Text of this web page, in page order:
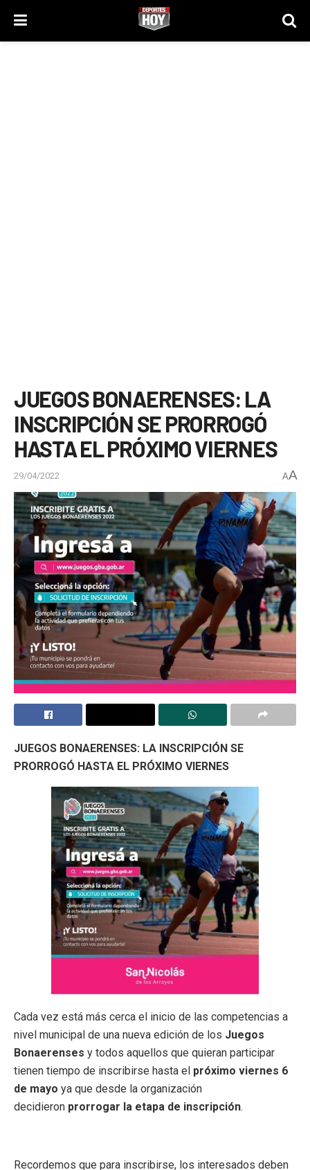
JUEGOS BONAERENSES: LA
INSCRIPCIÓN SE PRORROGÓ
HASTA EL PRÓXIMO VIERNES
29/04/2022 AA
JUEGOS BONAERENSES: LA INSCRIPCIÓN SE
PRORROGÓ HASTA EL PRÓXIMO VIERNES
Cada vez está más cerca el inicio de las competencias a
nivel municipal de una nueva edición de los Juegos
Bonaerenses y todos aquellos que quieran participar
tienen tiempo de inscribirse hasta el próximo viernes 6
de mayo ya que desde la organización
decidieron prorrogar la etapa de inscripción.
Recordemos que para inscribirse, los interesados deben